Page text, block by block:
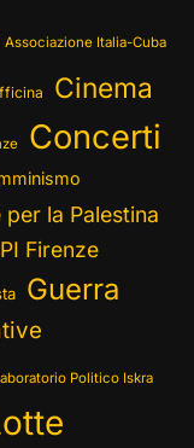
Associazione Italia-Cuba
Cinema
Concerti
per la Palestina
Firenze
Guerra
Politico Iskra